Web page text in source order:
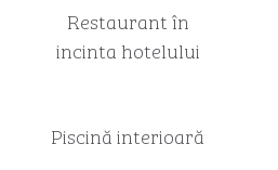
Restaurant în
incinta hotelului
Piscină interioară